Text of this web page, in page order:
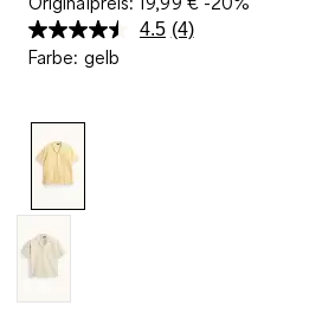
4.5 4
(4)
Farbe: gelb